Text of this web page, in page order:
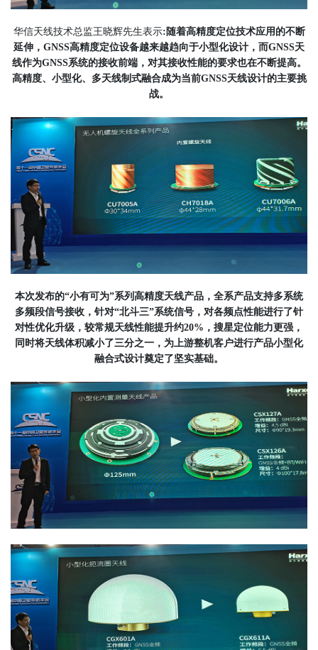
华信天线技术总监王晓辉先生表示:随着高精度定位技术应用的不断
延伸，GNSS高精度定位设备越来越趋向于小型化设计，而GNSS天
线作为GNSS系统的接收前端，对其接收性能的要求也在不断提高。
高精度、小型化、多天线制式融合成为当前GNSS天线设计的主要挑
战。
本次发布的“小有可为”系列高精度天线产品，全系产品支持多系统
多频段信号接收，针对“北斗三”系统信号，对各频点性能进行了针
对性优化升级，较常规天线性能提升约20%，搜星定位能力更强，
同时将天线体积减小了三分之一，为上游整机客户进行产品小型化
融合式设计奠定了坚实基础。